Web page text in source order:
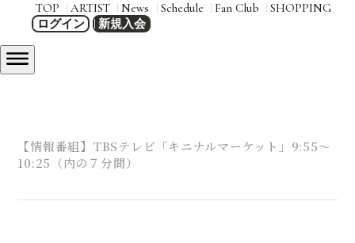
TOP ARTIST News Schedule Fan Club SHOPPING
ログイン 新規入会
【情報番組】TBSテレビ「キニナルマーケット」9:55～
10:25（内の７分間）